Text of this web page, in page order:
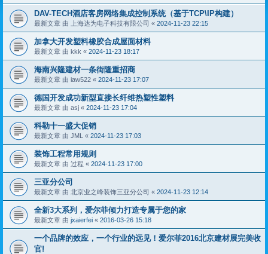
DAV-TECH酒店客房网络集成控制系统（基于TCP\IP构建）
最新文章 由 上海达为电子科技有限公司 « 2024-11-23 22:15
加拿大开发塑料橡胶合成屋面材料
最新文章 由 kkk « 2024-11-23 18:17
海南兴隆建材一条街隆重招商
最新文章 由 iaw522 « 2024-11-23 17:07
德国开发成功新型直接长纤维热塑性塑料
最新文章 由 asj « 2024-11-23 17:04
科勒十一盛大促销
最新文章 由 JML « 2024-11-23 17:03
装饰工程常用规则
最新文章 由 过程 « 2024-11-23 17:00
三亚分公司
最新文章 由 北京业之峰装饰三亚分公司 « 2024-11-23 12:14
全新3大系列，爱尔菲倾力打造专属于您的家
最新文章 由 jxaierfei « 2016-03-26 15:18
一个品牌的效应，一个行业的远见！爱尔菲2016北京建材展完美收
官!